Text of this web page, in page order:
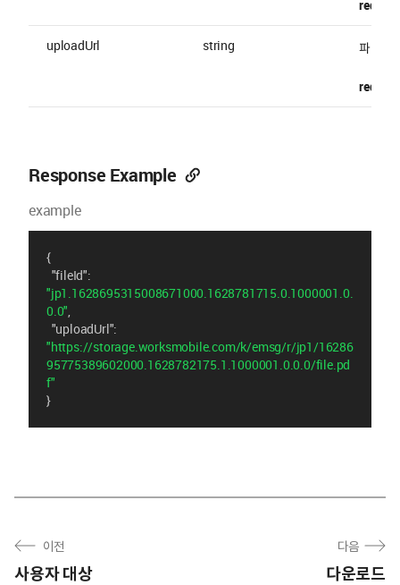
uploadUrl string 파일을
Response Example
example
{
"fileId"
"jp1.1628695315008671000.1628781715.0.1000001.0.
0.0",
"uploadUrl"
"https://storage.worksmobile.com/k/emsg/r/jp1/16286
95775389602000.1628782175.1.1000001.0.0.0/file.pd
f"
}
이전
사용자 대상
다음
다운로드